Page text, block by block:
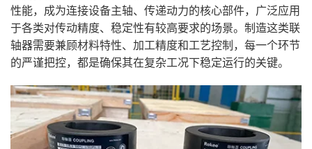
性能，成为连接设备主轴、传递动力的核心部件，广泛应用
于各类对传动精度、稳定性有较高要求的场景。制造这类联
轴器需要兼顾材料特性、加工精度和工艺控制，每一个环节
的严谨把控，都是确保其在复杂工况下稳定运行的关键。